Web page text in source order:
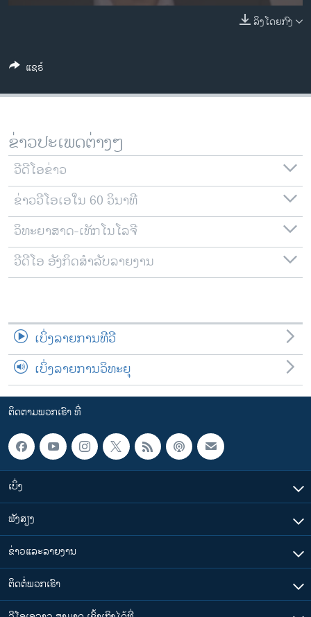
ວິທະຍາສາດ-ເທັກໂນໂລຈີ
ພາສາອັງກິດ
ລາຍການກະຈາຍສຽງ
ລາຍງານ
ຕິດຕາມພວກເຮົາ ທີ່
ພາສາຕ່າງໆ
ລິງໂດຍກົງ
ແຊຣ໌
ຂ່າວປະເພດຕ່າງໆ
ວີດີໂອຂ່າວ
ຂ່າວວີໂອເອໃນ 60 ວິນາທີ
ວິທະຍາສາດ-ເທັກໂນໂລຈີ
ວີດີໂອ ອັງກິດສຳລັບລາຍງານ
ເບິ່ງລາຍການທີວີ
ເບິ່ງລາຍການວິທະຍຸ
ຕິດຕາມພວກເຮົາ ທີ່
ເບິ່ງ
ຟັງສຽງ
ຂ່າວແລະລາຍງານ
ຕິດຕໍ່ພວກເຮົາ